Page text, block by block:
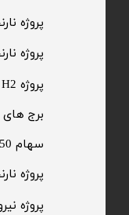
​سهام 50 متری پهنه e
برج های
پروژه H2
​پروژه
​پروژه
پروژه
​پروژه